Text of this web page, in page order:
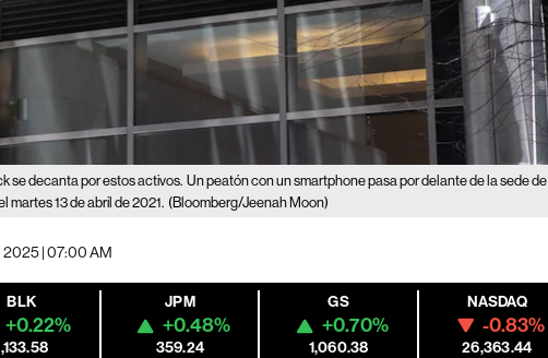
se decanta por estos activos. Un peatón con un smartphone pasa por delante de la sede de
martes 13 de abril de 2021. (Bloomberg/Jeenah Moon)
2025 | 07:00 AM
BLK
+0.22%
JPM
+0.48%
359.24
GS
+0.70%
1,060.38
NASDAQ
-0.83%
26,363.44